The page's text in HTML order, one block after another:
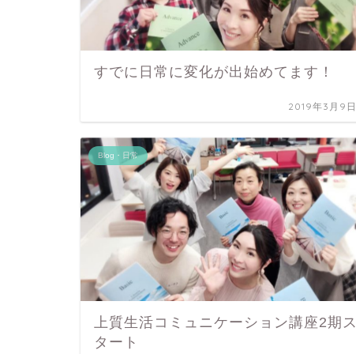
すでに日常に変化が出始めてます！
2019年3月9日
Blog・日常
上質生活コミュニケーション講座2期ス
タート